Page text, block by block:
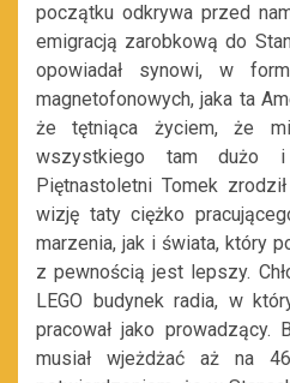
początku odkrywa przed
emigracją zarobkową do
opowiadał synowi, w
magnetofonowych, jaka ta
że tętniąca życiem, że
wszystkiego tam dużo
Piętnastoletni Tomek
wizję taty ciężko
marzenia, jak i świata, który
z pewnością jest lepszy.
LEGO budynek radia, w
pracował jako
musiał wjeżdżać aż na